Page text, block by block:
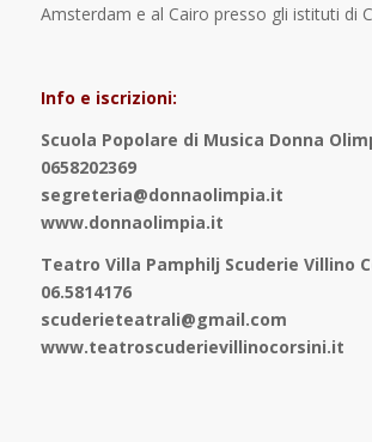
Amsterdam e al Cairo presso gli istituti di
Info e iscrizioni:
Scuola Popolare di Musica Donna
0658202369
segreteria@donnaolimpia.it
www.donnaolimpia.it
Teatro Villa Pamphilj Scuderie Villino
06.5814176
scuderieteatrali@gmail.com
www.teatroscuderievillinocorsini.it